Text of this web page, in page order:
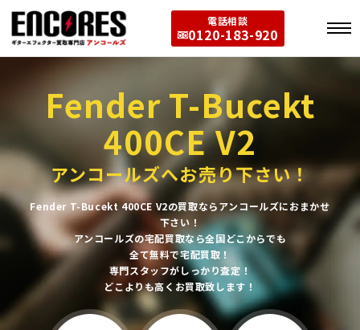
電話相談
0120-183-920
Fender T-Bucekt
400CE V2
アンコールズへお売り下さい！
Fender T-Bucekt 400CE V2の買取ならアンコールズにおまかせ
下さい！
アンコールズの宅配買取なら全国どこからでも
全て無料で宅配買取！
専門スタッフがしっかり査定！
どこよりも高くお買取致します！